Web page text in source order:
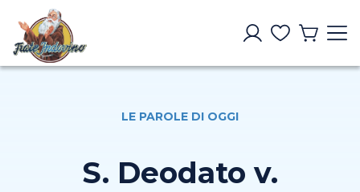
LE PAROLE DI OGGI
S. Deodato v.